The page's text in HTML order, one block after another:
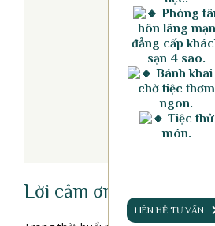
Phòng
hôn lãng mạn
đẳng cấp
sạn 4 sao.
Bánh khai
chờ tiệc thơm
ngon.
Tiệc thử
món.
LIÊN HỆ TƯ VẤN
Lời cảm ơn trên